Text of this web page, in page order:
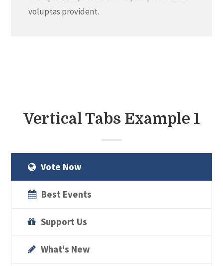
voluptas provident.
Vertical Tabs Example 1
Vote Now
Best Events
Support Us
What's New